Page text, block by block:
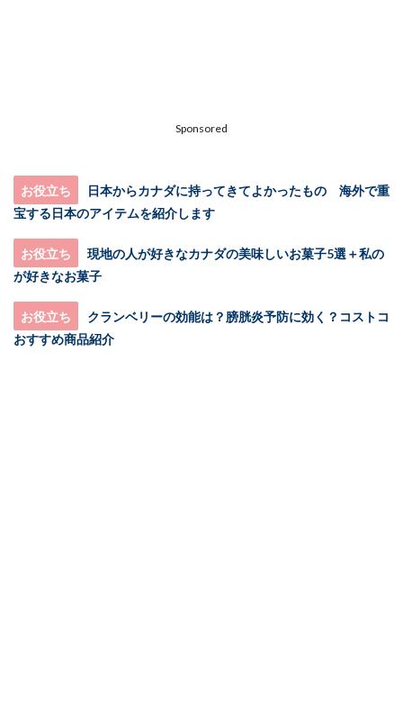
Sponsored
お役立ち
日本からカナダに持ってきてよかったもの 海外で重
宝する日本のアイテムを紹介します
お役立ち
現地の人が好きなカナダの美味しいお菓子5選＋私の
が好きなお菓子
お役立ち
クランベリーの効能は？膀胱炎予防に効く？コストコ
おすすめ商品紹介